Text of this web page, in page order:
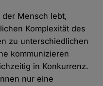
Mensch lebt,
Komplexität des
zu unterschiedlichen
kommunizieren
in Konkurrenz.
nur eine